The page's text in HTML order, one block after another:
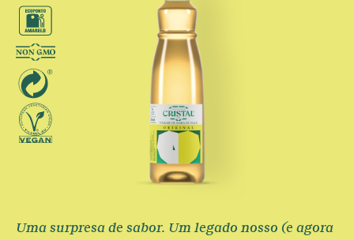
Uma surpresa de sabor. Um legado nosso (e agora